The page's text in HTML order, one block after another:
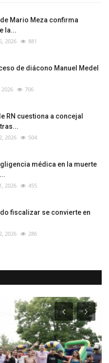
Mario Meza confirma
la...
2026 881
de diácono Manuel Medel
2026 706
RN cuestiona a concejal
2026 504
médica en la muerte
2026 455
fiscalizar se convierte en
2026 286